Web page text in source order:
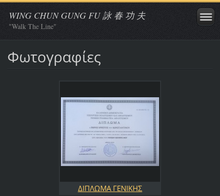
WING CHUN GUNG FU 詠 春 功 夫
"Walk The Line"
Φωτογραφίες
ΔΙΠΛΩΜΑ ΓΕΝΙΚΗΣ